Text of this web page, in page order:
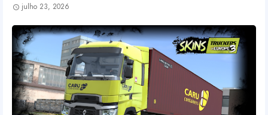
julho 23, 2026